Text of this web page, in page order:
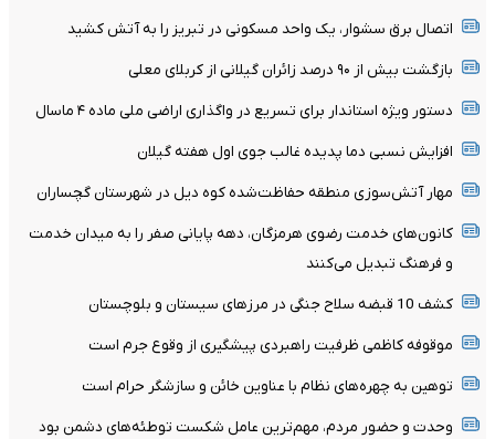
اتصال برق سشوار، یک واحد مسکونی در تبریز را به آتش کشید
بازگشت بیش از ۹۰ درصد زائران گیلانی از کربلای معلی
دستور ویژه استاندار برای تسریع در واگذاری اراضی ملی ماده ۴ ماسال
افزایش نسبی دما پدیده غالب جوی اول هفته گیلان
مهار آتش‌سوزی منطقه حفاظت‌شده کوه دیل در شهرستان گچساران
کانون‌های خدمت رضوی هرمزگان، دهه پایانی صفر را به میدان خدمت
و فرهنگ تبدیل می‌کنند
کشف 10 قبضه سلاح جنگی در مرزهای سیستان و بلوچستان
موقوفه کاظمی ظرفیت راهبردی پیشگیری از وقوع جرم است
توهین به چهره‌های نظام با عناوین خائن و سازشگر حرام است
وحدت و حضور مردم، مهم‌ترین عامل شکست توطئه‌های دشمن بود